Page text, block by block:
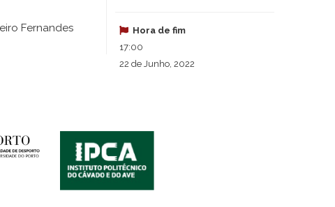
Fernandes
Hora de fim
17:00
22 de Junho, 2022